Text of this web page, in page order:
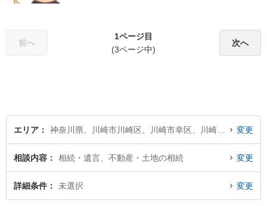
件・刑事事件・労働事件な
ど、幅広く対応いたします。
前へ
1ページ目
(3ページ中)
次へ
エリア 変更
相談内容 相続・遺言、不動産・土地の相続 変更
詳細条件 未選択 変更